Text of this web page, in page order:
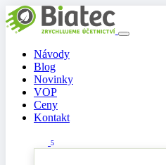
Návody
Blog
Novinky
VOP
Ceny
Kontakt
5